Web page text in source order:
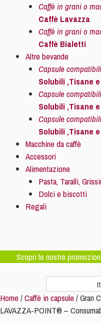
Caffè in grani o
Caffè Lavazza
Caffè in grani o
Caffè Bialetti
Altre bevande
Capsule
Solubili ,Tisane
Capsule
Solubili ,Tisane
Capsule
Solubili ,Tisane
Macchine da caffè
Accessori
Alimentazione
Pasta, Taralli,
Dolci e biscotti
Regali
Scopri le nostre
Home/Caffè in capsule/ Gran
LAVAZZA-POINT® –